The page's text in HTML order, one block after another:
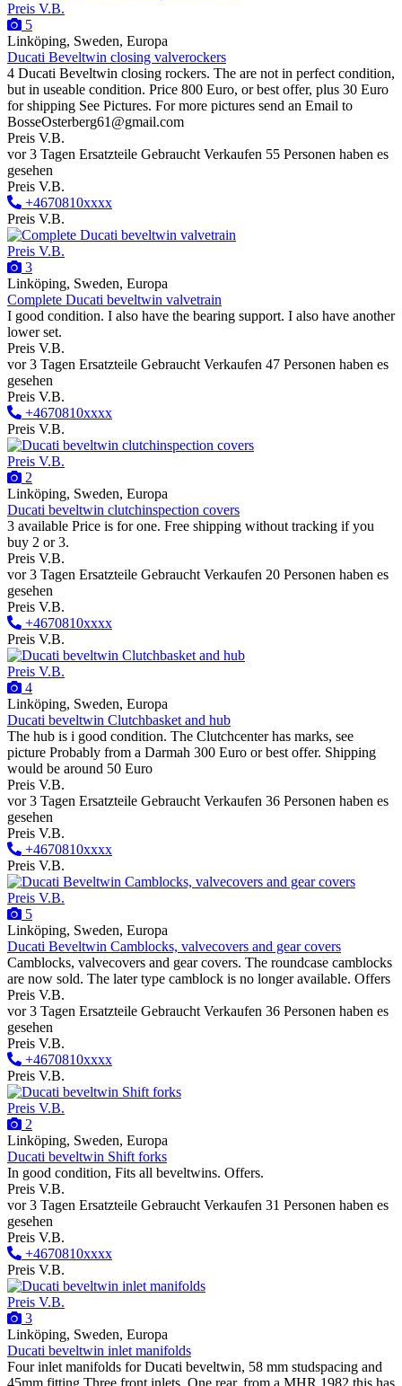
Preis V.B.
5
Linköping, Sweden, Europa
Ducati Beveltwin closing valverockers
4 Ducati Beveltwin closing rockers. The are not in perfect condition,
but in useable condition. Price 800 Euro, or best offer, plus 30 Euro
for shipping See Pictures. For more pictures send an Email to
BosseOsterberg61@gmail.com
Preis V.B.
vor 3 Tagen Ersatzteile Gebraucht Verkaufen 55 Personen haben es
gesehen
Preis V.B.
+4670810xxxx
Preis V.B.
Preis V.B.
3
Linköping, Sweden, Europa
Complete Ducati beveltwin valvetrain
I good condition. I also have the bearing support. I also have another
lower set.
Preis V.B.
vor 3 Tagen Ersatzteile Gebraucht Verkaufen 47 Personen haben es
gesehen
Preis V.B.
+4670810xxxx
Preis V.B.
Preis V.B.
2
Linköping, Sweden, Europa
Ducati beveltwin clutchinspection covers
3 available Price is for one. Free shipping without tracking if you
buy 2 or 3.
Preis V.B.
vor 3 Tagen Ersatzteile Gebraucht Verkaufen 20 Personen haben es
gesehen
Preis V.B.
+4670810xxxx
Preis V.B.
Preis V.B.
4
Linköping, Sweden, Europa
Ducati beveltwin Clutchbasket and hub
The hub is i good condition. The Clutchcenter has marks, see
picture Probably from a Darmah 300 Euro or best offer. Shipping
would be around 50 Euro
Preis V.B.
vor 3 Tagen Ersatzteile Gebraucht Verkaufen 36 Personen haben es
gesehen
Preis V.B.
+4670810xxxx
Preis V.B.
Preis V.B.
5
Linköping, Sweden, Europa
Ducati Beveltwin Camblocks, valvecovers and gear covers
Camblocks, valvecovers and gear covers. The roundcase camblocks
are now sold. The later type camblock is no longer available. Offers
Preis V.B.
vor 3 Tagen Ersatzteile Gebraucht Verkaufen 36 Personen haben es
gesehen
Preis V.B.
+4670810xxxx
Preis V.B.
Preis V.B.
2
Linköping, Sweden, Europa
Ducati beveltwin Shift forks
In good condition, Fits all beveltwins. Offers.
Preis V.B.
vor 3 Tagen Ersatzteile Gebraucht Verkaufen 31 Personen haben es
gesehen
Preis V.B.
+4670810xxxx
Preis V.B.
Preis V.B.
3
Linköping, Sweden, Europa
Ducati beveltwin inlet manifolds
Four inlet manifolds for Ducati beveltwin, 58 mm studspacing and
45mm fitting Three front inlets. One rear, from a MHR 1982 this has